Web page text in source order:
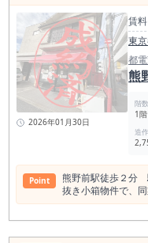
名体制で、無理のない運営
りませんが、 「一
く続ける店を作りたい方
は、図面や写真だ
え方は 現地を見る
ます。 ーーーーー
万人規模。 生活動
い駅です。
2026年01月30日
賃料
東
都
熊
階
1
造
Point
熊野前駅徒歩２分
抜き小箱物件で、
エリアです！是非